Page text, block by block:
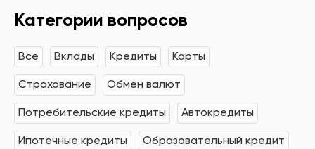
Категории вопросов
Все Вклады Кредиты Карты
Страхование Обмен валют
Потребительские кредиты Автокредиты
Ипотечные кредиты Образовательный кредит